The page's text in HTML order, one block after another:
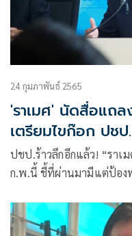
24 กุมภาพันธ์ 2565
'ราเมศ' นัดสื่อแถ
เตรียมไขก๊อก ปชป
ปชป.ร้าวลึกอีกแล้ว! “ราเ
ก.พ.นี้ ชี้ที่ผ่านมามีแต่ป้องพ